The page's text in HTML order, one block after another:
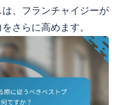
、フランチャイジーが
さらに高めます。